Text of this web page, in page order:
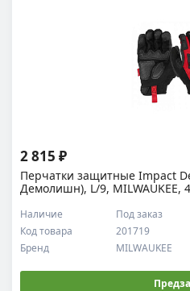
Перчатки защитные Impact
Демолишн), L/9, MILWAUKEE,
Код товара 201719
Наличие Под заказ
Бренд MILWAUKEE
2 815 ₽